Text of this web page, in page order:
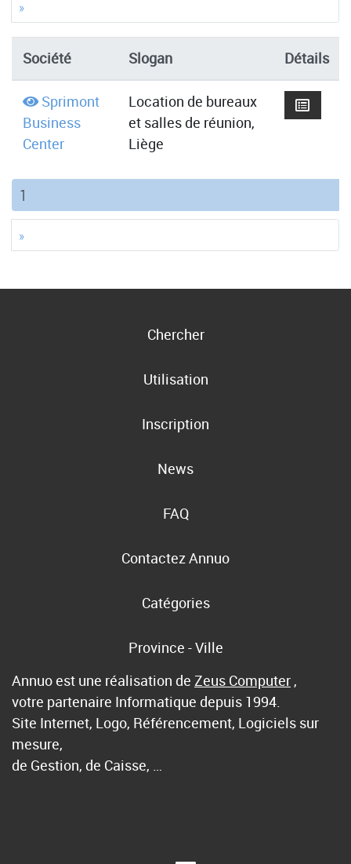
»
Société Slogan Détails
Sprimont
Business
Center
Location de bureaux
et salles de réunion,
Liège
1
»
Chercher
Utilisation
Inscription
News
FAQ
Contactez Annuo
Catégories
Province - Ville
Annuo est une réalisation de Zeus Computer ,
votre partenaire Informatique depuis 1994.
Site Internet, Logo, Référencement, Logiciels sur
mesure,
de Gestion, de Caisse, …